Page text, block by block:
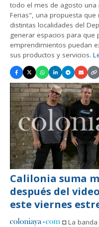
todo el mes de agosto una
Ferias", una propuesta
distintas localidades del
generar espacios para que
emprendimientos puedan
sus productos y servicios.
Calilonia suma
después del
este viernes
◘ La